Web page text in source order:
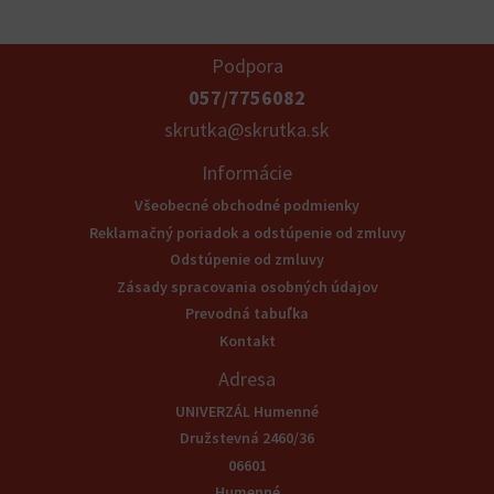
Podpora
057/7756082
skrutka@skrutka.sk
Informácie
Všeobecné obchodné podmienky
Reklamačný poriadok a odstúpenie od zmluvy
Odstúpenie od zmluvy
Zásady spracovania osobných údajov
Prevodná tabuľka
Kontakt
Adresa
UNIVERZÁL Humenné
Družstevná 2460/36
06601